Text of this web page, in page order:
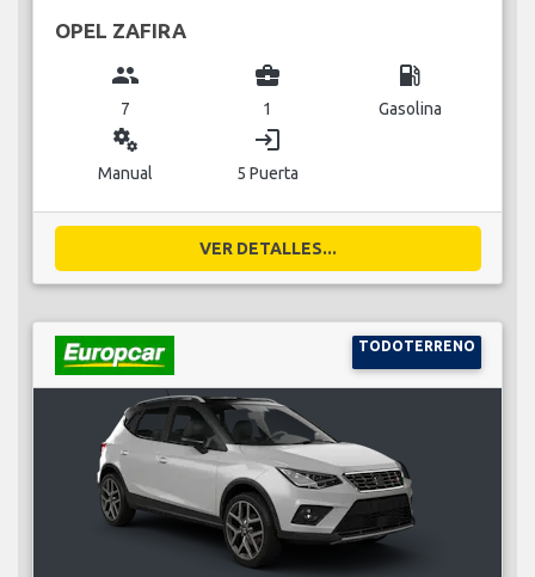
OPEL ZAFIRA
group
7
business_center
1
local_gas_station
Gasolina
miscellaneous_services
Manual
login
5 Puerta
VER DETALLES...
TODOTERRENO